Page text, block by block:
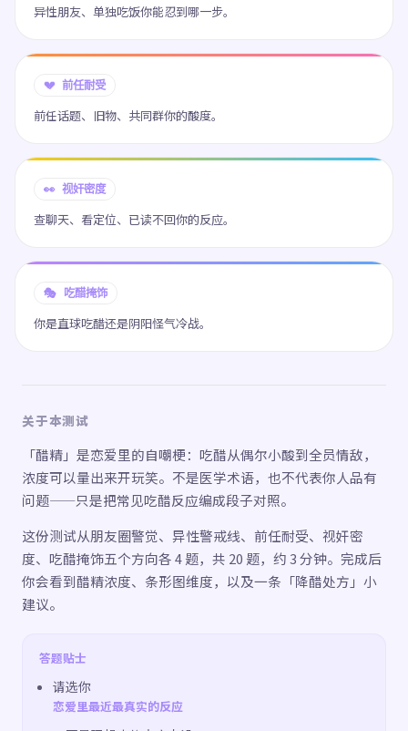
异性朋友、单独吃饭你能忍到哪一步。
💔 前任耐受
前任话题、旧物、共同群你的酸度。
👀 视奸密度
查聊天、看定位、已读不回你的反应。
🎭 吃醋掩饰
你是直球吃醋还是阴阳怪气冷战。
关于本测试
「醋精」是恋爱里的自嘲梗：吃醋从偶尔小酸到全员情敌，
浓度可以量出来开玩笑。不是医学术语，也不代表你人品有
问题——只是把常见吃醋反应编成段子对照。
这份测试从朋友圈警觉、异性警戒线、前任耐受、视奸密
度、吃醋掩饰五个方向各 4 题，共 20 题，约 3 分钟。完成后
你会看到醋精浓度、条形图维度，以及一条「降醋处方」小
建议。
答题贴士
请选你
恋爱里最近最真实的反应